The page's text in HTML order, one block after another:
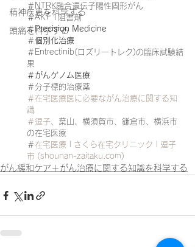
精神疾患を科学する
頭痛を科学する
＃NTRK融合遺伝子陽性固形がん
＃AKT 1阻害剤
＃Precision Medicine
＃個別化治療
＃Entrectinib(ロズリートレク)の臨床試験結
果
＃がんゲノム医療
＃分子標的治療薬
＃在宅医療医に必要ながん治療に関する知
識
＃逗子 、葉山、横須賀市、鎌倉市、横浜市
の在宅医療
＃ 在宅医療 | さくら在宅クリニック | 逗子
市 (shounan-zaitaku.com)
がん緩和ケア＋がん治療に関する知識を科学する